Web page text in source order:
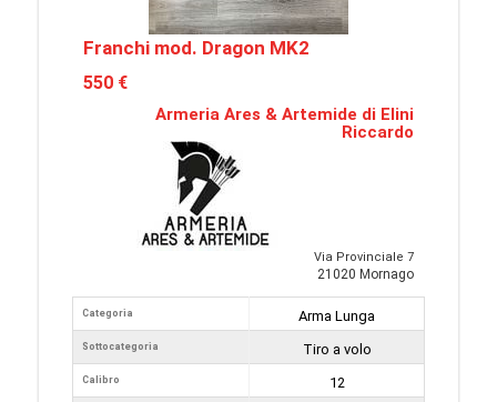
Franchi mod. Dragon MK2
550 €
Armeria Ares & Artemide di Elini
Riccardo
Via Provinciale 7
21020 Mornago
Categoria
Sottocategoria
Calibro
Arma Lunga
Tiro a volo
12